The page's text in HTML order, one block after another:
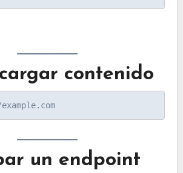
contenido
curl https://example.com
un endpoint